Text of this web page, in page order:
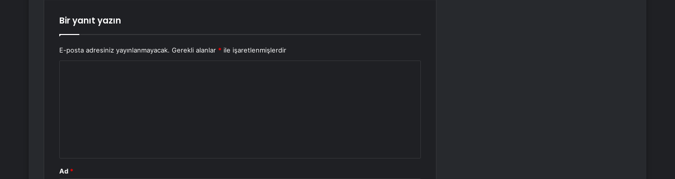
Bir yanıt yazın
E-posta adresiniz yayınlanmayacak. Gerekli alanlar * ile işaretlenmişlerdir
Ad *